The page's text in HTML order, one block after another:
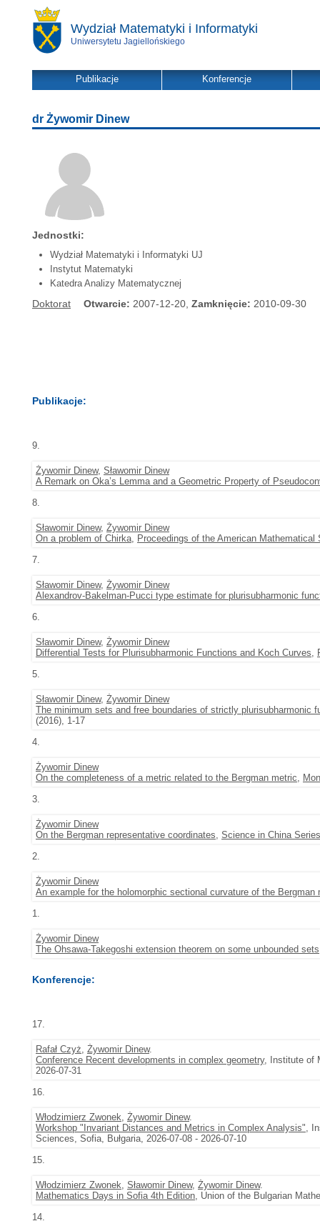
Wydział Matematyki i Informatyki
Uniwersytetu Jagiellońskiego
Publikacje Konferencje
dr Żywomir Dinew
Jednostki:
Wydział Matematyki i Informatyki UJ
Instytut Matematyki
Katedra Analizy Matematycznej
Doktorat Otwarcie: 2007-12-20, Zamknięcie: 2010-09-30
Publikacje:
9.
Żywomir Dinew, Sławomir Dinew
A Remark on Oka’s Lemma and a Geometric Property of
8.
Sławomir Dinew, Żywomir Dinew
On a problem of Chirka, Proceedings of the American Mathematical
7.
Sławomir Dinew, Żywomir Dinew
Alexandrov-Bakelman-Pucci type estimate for plurisubharmonic
6.
Sławomir Dinew, Żywomir Dinew
Differential Tests for Plurisubharmonic Functions and Koch Curves,
5.
Sławomir Dinew, Żywomir Dinew
The minimum sets and free boundaries of strictly plurisubharmonic
(2016), 1-17
4.
Żywomir Dinew
On the completeness of a metric related to the Bergman metric,
3.
Żywomir Dinew
On the Bergman representative coordinates, Science in China
2.
Żywomir Dinew
An example for the holomorphic sectional curvature of the Bergman
1.
Żywomir Dinew
The Ohsawa-Takegoshi extension theorem on some unbounded sets
Konferencje:
17.
Rafał Czyż, Żywomir Dinew.
Conference Recent developments in complex geometry, Institute of
2026-07-31
16.
Włodzimierz Zwonek, Żywomir Dinew.
Workshop "Invariant Distances and Metrics in Complex Analysis",
Sciences, Sofia, Bułgaria, 2026-07-08 - 2026-07-10
15.
Włodzimierz Zwonek, Sławomir Dinew, Żywomir Dinew.
Mathematics Days in Sofia 4th Edition, Union of the Bulgarian
14.